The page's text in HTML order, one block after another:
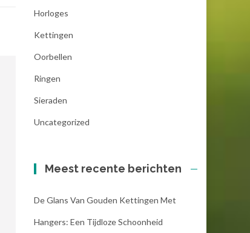
Horloges
Kettingen
Oorbellen
Ringen
Sieraden
Uncategorized
Meest recente berichten
De Glans Van Gouden Kettingen Met
Hangers: Een Tijdloze Schoonheid